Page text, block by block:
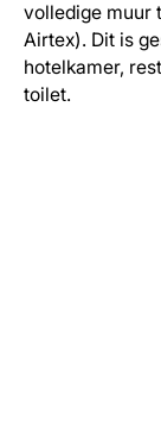
volledige muur
Airtex). Dit is
hotelkamer,
toilet.